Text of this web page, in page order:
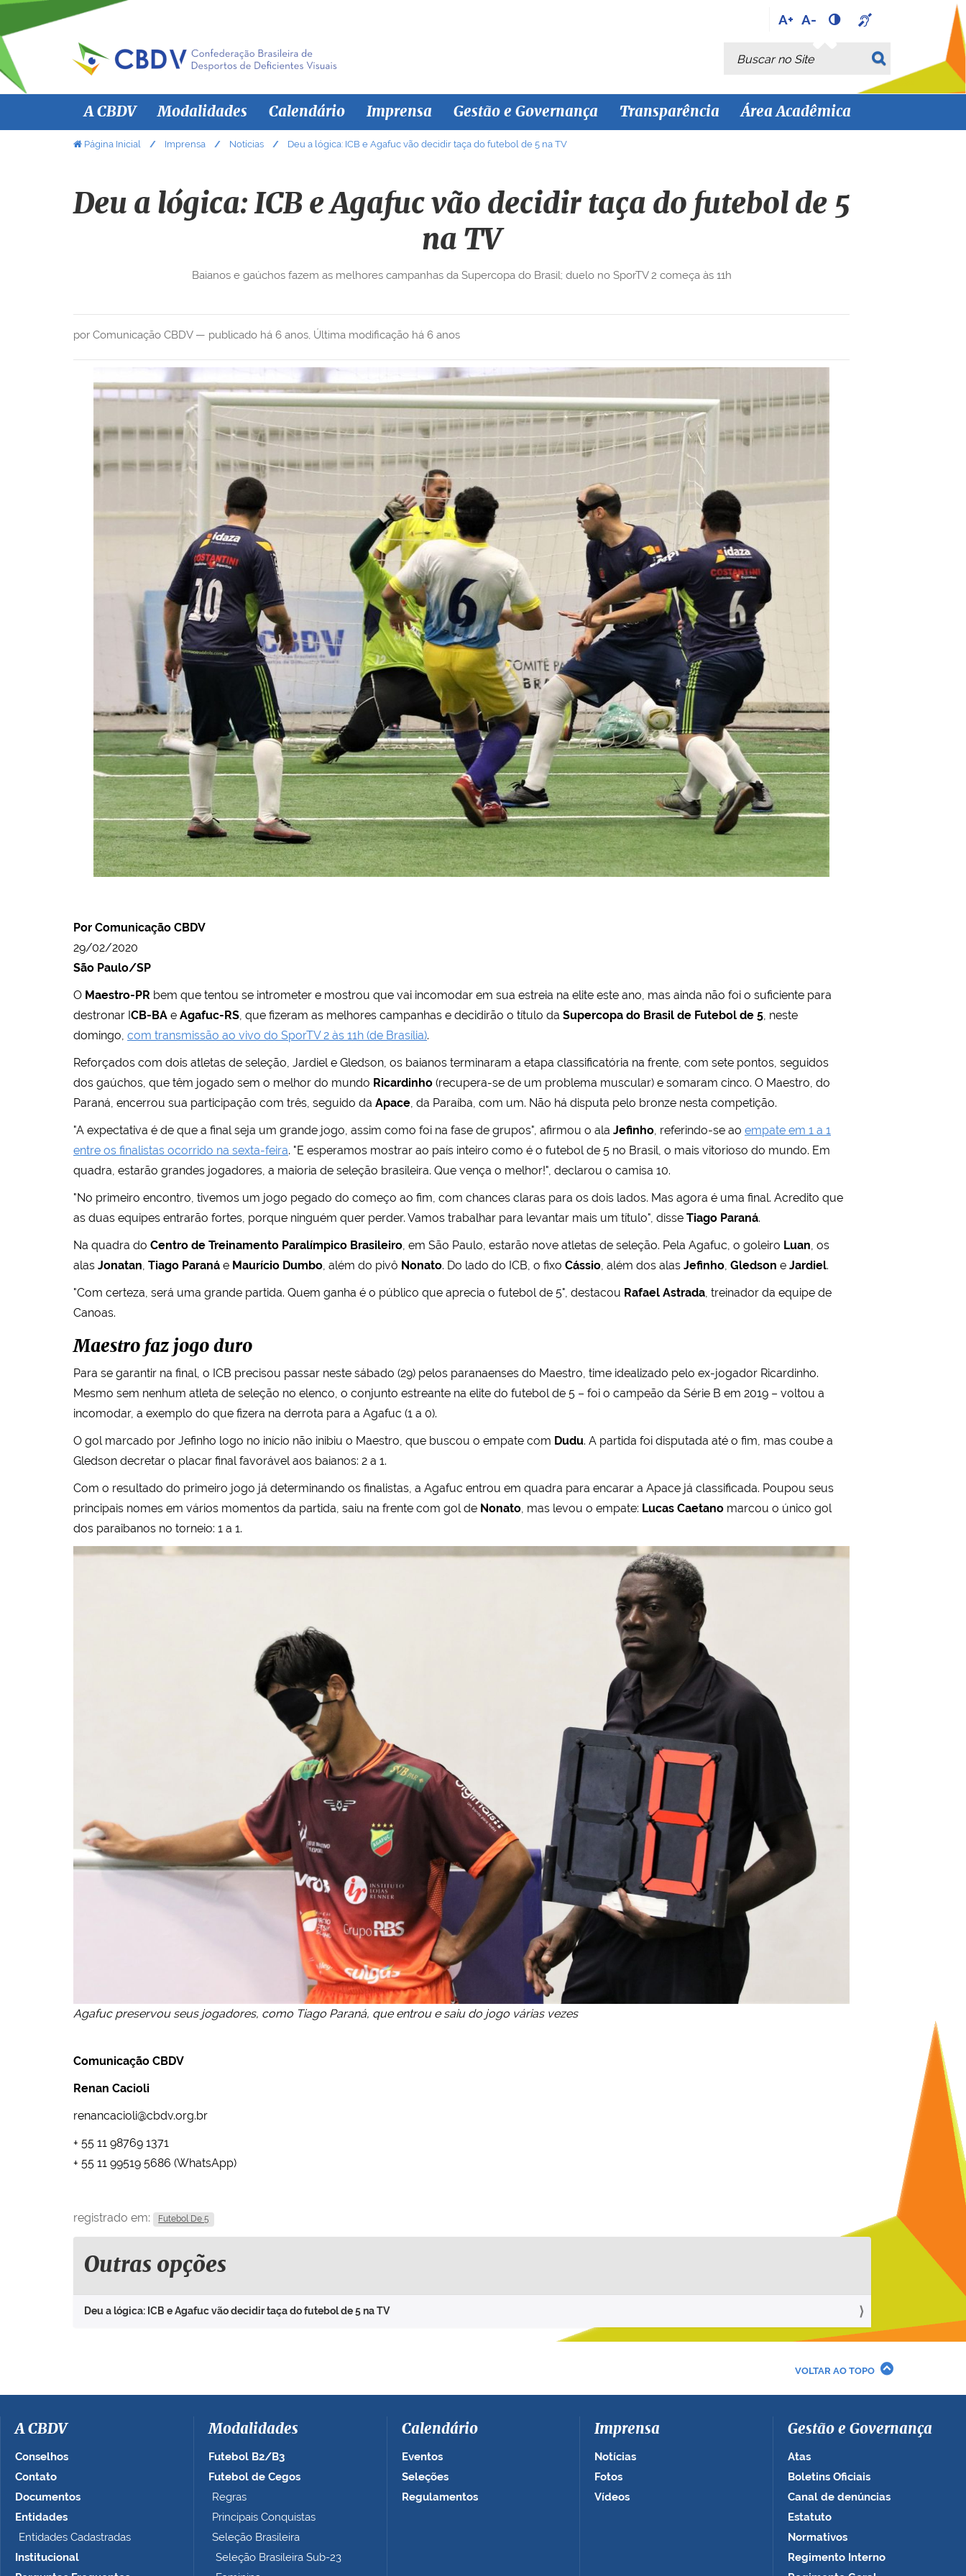
A+ A-
Busca
Busca Avançada…
A CBDV Modalidades Calendário Imprensa Gestão e Governança Transparência Área Acadêmica
V
ê
e
Página Inicial Imprensa Notícias Deu a lógica: ICB e Agafuc vão decidir taça do futebol de 5 na TV
Deu a lógica: ICB e Agafuc vão decidir taça do futebol de 5
na TV
por Comunicação CBDV — publicado há 6 anos, Última modificação há 6 anos
Baianos e gaúchos fazem as melhores campanhas da Supercopa do Brasil; duelo no SporTV 2 começa às 11h
Por Comunicação CBDV
29/02/2020
São Paulo/SP
O Maestro-PR bem que tentou se intrometer e mostrou que vai incomodar em sua estreia na elite este ano, mas ainda não foi o suficiente para
destronar ICB-BA e Agafuc-RS, que fizeram as melhores campanhas e decidirão o título da Supercopa do Brasil de Futebol de 5, neste
domingo, com transmissão ao vivo do SporTV 2 às 11h (de Brasília).
Reforçados com dois atletas de seleção, Jardiel e Gledson, os baianos terminaram a etapa classificatória na frente, com sete pontos, seguidos
dos gaúchos, que têm jogado sem o melhor do mundo Ricardinho (recupera-se de um problema muscular) e somaram cinco. O Maestro, do
Paraná, encerrou sua participação com três, seguido da Apace, da Paraíba, com um. Não há disputa pelo bronze nesta competição.
"A expectativa é de que a final seja um grande jogo, assim como foi na fase de grupos", afirmou o ala Jefinho, referindo-se ao empate em 1 a 1
entre os finalistas ocorrido na sexta-feira. "E esperamos mostrar ao país inteiro como é o futebol de 5 no Brasil, o mais vitorioso do mundo. Em
quadra, estarão grandes jogadores, a maioria de seleção brasileira. Que vença o melhor!", declarou o camisa 10.
"No primeiro encontro, tivemos um jogo pegado do começo ao fim, com chances claras para os dois lados. Mas agora é uma final. Acredito que
as duas equipes entrarão fortes, porque ninguém quer perder. Vamos trabalhar para levantar mais um título", disse Tiago Paraná.
Na quadra do Centro de Treinamento Paralímpico Brasileiro, em São Paulo, estarão nove atletas de seleção. Pela Agafuc, o goleiro Luan, os
alas Jonatan, Tiago Paraná e Maurício Dumbo, além do pivô Nonato. Do lado do ICB, o fixo Cássio, além dos alas Jefinho, Gledson e Jardiel.
"Com certeza, será uma grande partida. Quem ganha é o público que aprecia o futebol de 5", destacou Rafael Astrada, treinador da equipe de
Canoas.
Maestro faz jogo duro
Para se garantir na final, o ICB precisou passar neste sábado (29) pelos paranaenses do Maestro, time idealizado pelo ex-jogador Ricardinho.
Mesmo sem nenhum atleta de seleção no elenco, o conjunto estreante na elite do futebol de 5 – foi o campeão da Série B em 2019 – voltou a
incomodar, a exemplo do que fizera na derrota para a Agafuc (1 a 0).
O gol marcado por Jefinho logo no início não inibiu o Maestro, que buscou o empate com Dudu. A partida foi disputada até o fim, mas coube a
Gledson decretar o placar final favorável aos baianos: 2 a 1.
Com o resultado do primeiro jogo já determinando os finalistas, a Agafuc entrou em quadra para encarar a Apace já classificada. Poupou seus
principais nomes em vários momentos da partida, saiu na frente com gol de Nonato, mas levou o empate: Lucas Caetano marcou o único gol
dos paraibanos no torneio: 1 a 1.
Agafuc preservou seus jogadores, como Tiago Paraná, que entrou e saiu do jogo várias vezes
Comunicação CBDV
Renan Cacioli
renancacioli@cbdv.org.br
+ 55 11 98769 1371
+ 55 11 99519 5686 (WhatsApp)
registrado em: Futebol De 5
Outras opções
Deu a lógica: ICB e Agafuc vão decidir taça do futebol de 5 na TV
VOLTAR AO TOPO
A CBDV
Conselhos
Contato
Documentos
Entidades
Entidades Cadastradas
Institucional
Modalidades
Futebol B2/B3
Futebol de Cegos
Regras
Principais Conquistas
Seleção Brasileira
Seleção Brasileira Sub-23
Calendário
Eventos
Seleções
Regulamentos
Imprensa
Notícias
Fotos
Vídeos
Gestão e Governança
Atas
Boletins Oficiais
Canal de denúncias
Estatuto
Normativos
Regimento Interno